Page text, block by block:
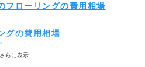
フローリングの費用相場
グの費用相場
さらに表示